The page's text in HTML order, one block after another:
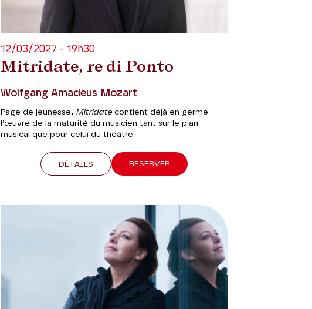
Mitridate, re di Ponto
12/03/2027 - 19h30
Wolfgang Amadeus Mozart
Page de jeunesse, Mitridatecontient déjà en germe
l’œuvre de la maturité du musicien tant sur le plan
musical que pour celui du théâtre.
DÉTAILS RÉSERVER